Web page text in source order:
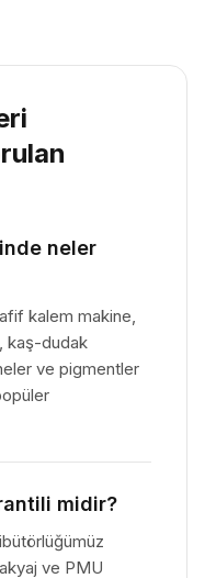
neler
kalem makine,
kaş-dudak
ve pigmentler
midir?
ve PMU